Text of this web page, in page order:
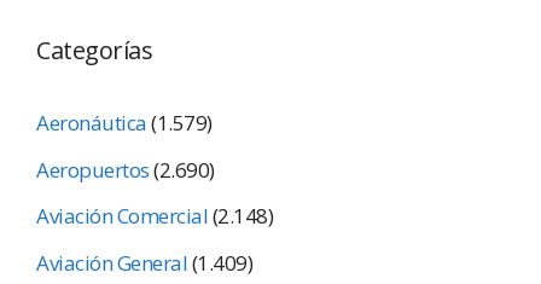
Categorías
Aeronáutica(1.579)
Aeropuertos(2.690)
Aviación Comercial(2.148)
Aviación General(1.409)